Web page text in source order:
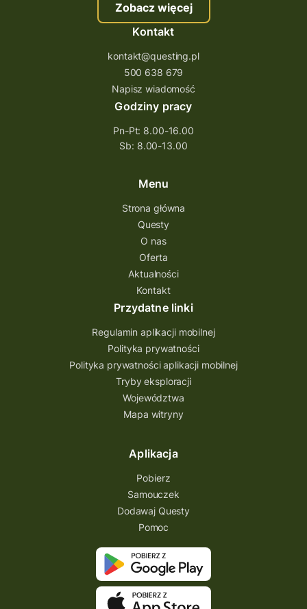
ścieżka
Rzeszów
questy świętokrzyskie
questujwpolsce
questuj z nami
questingwyprawa po skarb
questingowy projekt współpracy
questing wielkopolska
Questing Przecławski
Questing Łódzkie
questing gry terenowe
Quest Świętokrzyskie
quest na szlaku Przygody
Quest Bolestraszyce
Quest Arboretum
Przecław Quest
projekt
Pogórze Dynowskie
Partnerstwo Questingu
Park Etnograficzny w Tokarni
Park Etnograficzny
natura
mazowieckie
Hutniczy Ostrowiec
gry terenowe
gry edukacyjne
akademia questingu
zydzi
życzenia
ziemia lubaczowska
Zobacz więcej
Kontakt
kontakt@questing.pl
500 638 679
Napisz wiadomość
Godziny pracy
Pn-Pt: 8.00-16.00
Sb: 8.00-13.00
Menu
Strona główna
Questy
O nas
Oferta
Aktualności
Kontakt
Przydatne linki
Regulamin aplikacji mobilnej
Polityka prywatności
Polityka prywatności aplikacji mobilnej
Tryby eksploracji
Województwa
Mapa witryny
Aplikacja
Pobierz
Samouczek
Dodawaj Questy
Pomoc